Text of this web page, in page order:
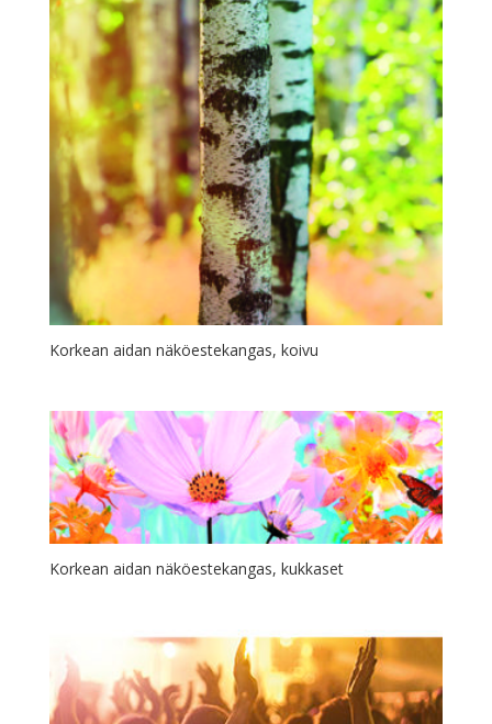
Korkean aidan näköestekangas, koivu
Korkean aidan näköestekangas, kukkaset